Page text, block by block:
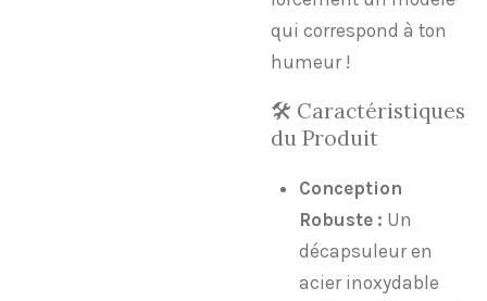
qui correspond à ton
humeur !
​🛠️ Caractéristiques
du Produit
Conception
Robuste : Un
décapsuleur en
acier inoxydable